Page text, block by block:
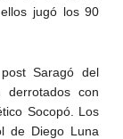
jugó los 90
Saragó del
derrotados con
Socopó. Los
de Diego Luna